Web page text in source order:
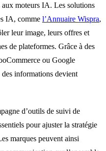
moteurs IA. Les solutions
IA, comme l’Annuaire Wispra,
leur image, leurs offres et
de plateformes. Grâce à des
ou Google
informations devient
d’outils de suivi de
pour ajuster la stratégie
marques peuvent ainsi